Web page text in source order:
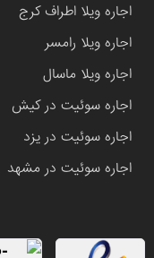
اجاره ویلا اطراف کرج
اجاره ویلا رامسر
اجاره ویلا ماسال
اجاره سوئیت در کیش
اجاره سوئیت در یزد
اجاره سوئیت در مشهد